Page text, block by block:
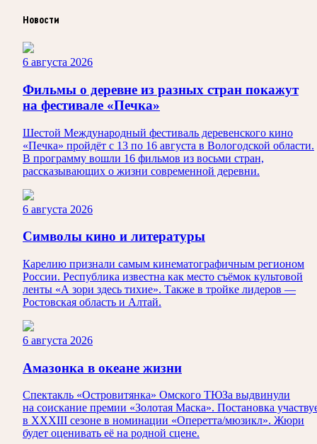
Новости
6 августа 2026
Фильмы о деревне из разных стран покажут
на фестивале «Печка»
Шестой Международный фестиваль деревенского кино
«Печка» пройдёт с 13 по 16 августа в Вологодской области.
В программу вошли 16 фильмов из восьми стран,
рассказывающих о жизни современной деревни.
6 августа 2026
Символы кино и литературы
Карелию признали самым кинематографичным регионом
России. Республика известна как место съёмок культовой
ленты «А зори здесь тихие». Также в тройке лидеров —
Ростовская область и Алтай.
6 августа 2026
Амазонка в океане жизни
Спектакль «Островитянка» Омского ТЮЗа выдвинули
на соискание премии «Золотая Маска». Постановка
в XXXIII сезоне в номинации «Оперетта/мюзикл». Жюри
будет оценивать её на родной сцене.